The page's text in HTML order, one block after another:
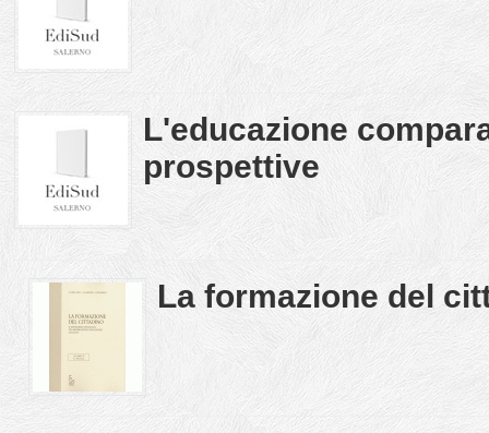
L'educazione
prospettive
La formazione del